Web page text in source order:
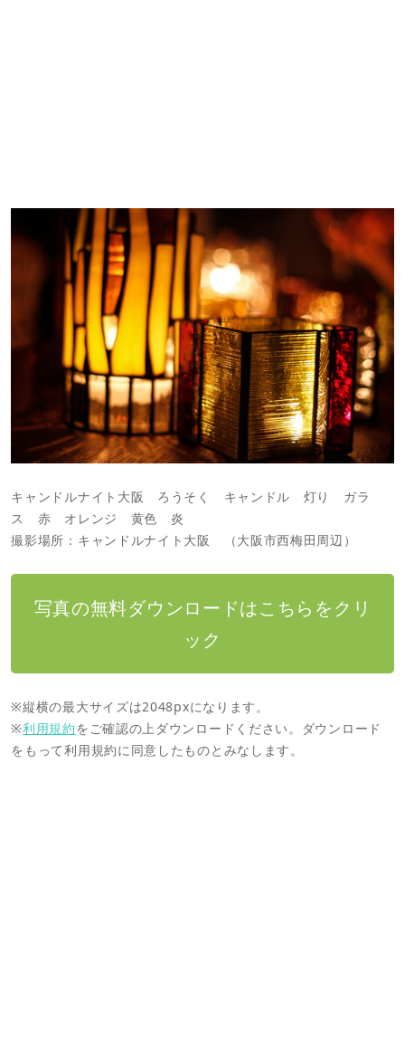
キャンドルナイト大阪 ろうそく キャンドル 灯り ガラ
ス 赤 オレンジ 黄色 炎
撮影場所：キャンドルナイト大阪 （大阪市西梅田周辺）
写真の無料ダウンロードはこちらをクリ
ック
※縦横の最大サイズは2048pxになります。
※利用規約をご確認の上ダウンロードください。ダウンロード
をもって利用規約に同意したものとみなします。